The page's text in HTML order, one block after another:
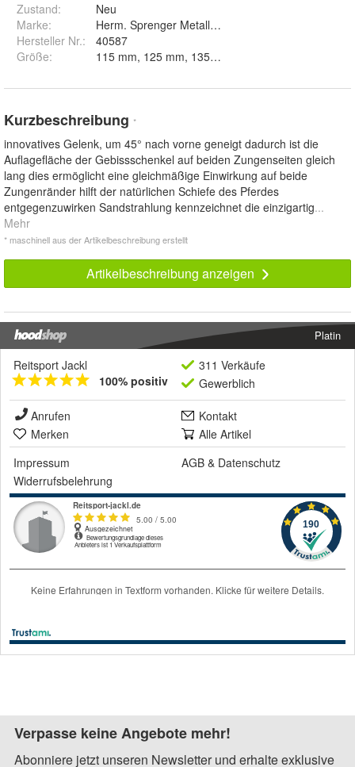
Zustand:
Neu
Marke:
Herm. Sprenger Metallwarenfabrik GmbH & Co. KG
Hersteller Nr.:
40587
Größe:
Kurzbeschreibung *
innovatives Gelenk, um 45° nach vorne geneigt dadurch ist die
Auflagefläche der Gebissschenkel auf beiden Zungenseiten gleich
lang dies ermöglicht eine gleichmäßige Einwirkung auf beide
Zungenränder hilft der natürlichen Schiefe des Pferdes
entgegenzuwirken Sandstrahlung kennzeichnet die einzigartig...
Mehr
* maschinell aus der Artikelbeschreibung erstellt
Artikelbeschreibung anzeigen
Platin
Reitsport Jackl
100% positiv
311 Verkäufe
Gewerblich
Anrufen
Kontakt
Merken
Alle Artikel
Impressum
AGB & Datenschutz
Widerrufsbelehrung
Verpasse keine Angebote mehr!
Abonniere jetzt unseren Newsletter und erhalte exklusive